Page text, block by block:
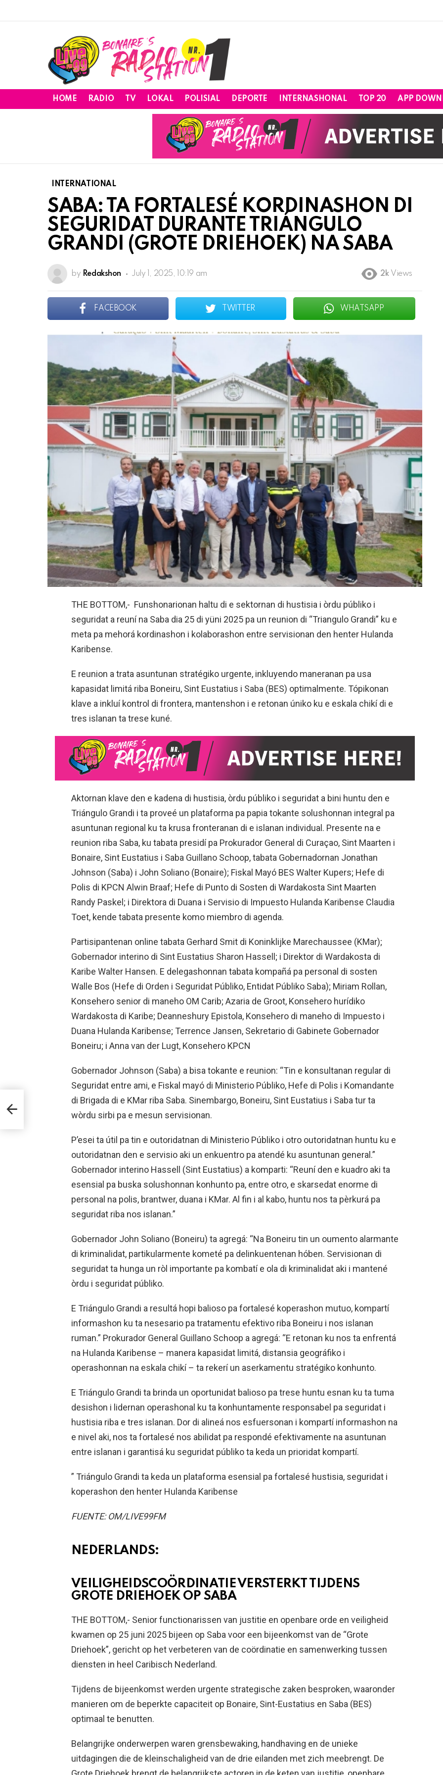
HOME RADIO TV LOKAL POLISIAL DEPORTE INTERNASHONAL TOP 20 APP
INTERNATIONAL
SABA: TA FORTALESÉ KORDINASHON DI
SEGURIDAT DURANTE TRIÁNGULO
GRANDI (GROTE DRIEHOEK) NA SABA
by Redakshon July 1, 2025, 10:19 am 2k Views
FACEBOOK TWITTER WHATSAPP
THE BOTTOM,- Funshonarionan haltu di e sektornan di hustisia i òrdu públiko i
seguridat a reuní na Saba dia 25 di yüni 2025 pa un reunion di “Triangulo Grandi” ku e
meta pa mehorá kordinashon i kolaborashon entre servisionan den henter Hulanda
Karibense.
E reunion a trata asuntunan stratégiko urgente, inkluyendo maneranan pa usa
kapasidat limitá riba Boneiru, Sint Eustatius i Saba (BES) optimalmente. Tópikonan
klave a inkluí kontrol di frontera, mantenshon i e retonan úniko ku e eskala chikí di e
tres islanan ta trese kuné.
Aktornan klave den e kadena di hustisia, òrdu públiko i seguridat a bini huntu den e
Triángulo Grandi i ta proveé un plataforma pa papia tokante solushonnan integral pa
asuntunan regional ku ta krusa fronteranan di e islanan individual. Presente na e
reunion riba Saba, ku tabata presidí pa Prokurador General di Curaçao, Sint Maarten i
Bonaire, Sint Eustatius i Saba Guillano Schoop, tabata Gobernadornan Jonathan
Johnson (Saba) i John Soliano (Bonaire); Fiskal Mayó BES Walter Kupers; Hefe di
Polis di KPCN Alwin Braaf; Hefe di Punto di Sosten di Wardakosta Sint Maarten
Randy Paskel; i Direktora di Duana i Servisio di Impuesto Hulanda Karibense Claudia
Toet, kende tabata presente komo miembro di agenda.
Partisipantenan online tabata Gerhard Smit di Koninklijke Marechaussee (KMar);
Gobernador interino di Sint Eustatius Sharon Hassell; i Direktor di Wardakosta di
Karibe Walter Hansen. E delegashonnan tabata kompañá pa personal di sosten
Walle Bos (Hefe di Orden i Seguridat Públiko, Entidat Públiko Saba); Miriam Rollan,
Konsehero senior di maneho OM Carib; Azaria de Groot, Konsehero hurídiko
Wardakosta di Karibe; Deanneshury Epistola, Konsehero di maneho di Impuesto i
Duana Hulanda Karibense; Terrence Jansen, Sekretario di Gabinete Gobernador
Boneiru; i Anna van der Lugt, Konsehero KPCN
Gobernador Johnson (Saba) a bisa tokante e reunion: “Tin e konsultanan regular di
Seguridat entre ami, e Fiskal mayó di Ministerio Públiko, Hefe di Polis i Komandante
di Brigada di e KMar riba Saba. Sinembargo, Boneiru, Sint Eustatius i Saba tur ta
wòrdu sirbi pa e mesun servisionan.
P’esei ta útil pa tin e outoridatnan di Ministerio Públiko i otro outoridatnan huntu ku e
outoridatnan den e servisio aki un enkuentro pa atendé ku asuntunan general.”
Gobernador interino Hassell (Sint Eustatius) a komparti: “Reuní den e kuadro aki ta
esensial pa buska solushonnan konhunto pa, entre otro, e skarsedat enorme di
personal na polis, brantwer, duana i KMar. Al fin i al kabo, huntu nos ta pèrkurá pa
seguridat riba nos islanan.”
Gobernador John Soliano (Boneiru) ta agregá: “Na Boneiru tin un oumento alarmante
di kriminalidat, partikularmente kometé pa delinkuentenan hóben. Servisionan di
seguridat ta hunga un ròl importante pa kombatí e ola di kriminalidat aki i mantené
òrdu i seguridat públiko.
E Triángulo Grandi a resultá hopi balioso pa fortalesé koperashon mutuo, kompartí
informashon ku ta nesesario pa tratamentu efektivo riba Boneiru i nos islanan
ruman.” Prokurador General Guillano Schoop a agregá: “E retonan ku nos ta enfrentá
na Hulanda Karibense – manera kapasidat limitá, distansia geográfiko i
operashonnan na eskala chikí – ta rekerí un aserkamentu stratégiko konhunto.
E Triángulo Grandi ta brinda un oportunidat balioso pa trese huntu esnan ku ta tuma
desishon i lidernan operashonal ku ta konhuntamente responsabel pa seguridat i
hustisia riba e tres islanan. Dor di alineá nos esfuersonan i kompartí informashon na
e nivel aki, nos ta fortalesé nos abilidat pa respondé efektivamente na asuntunan
entre islanan i garantisá ku seguridat públiko ta keda un prioridat kompartí.
” Triángulo Grandi ta keda un plataforma esensial pa fortalesé hustisia, seguridat i
koperashon den henter Hulanda Karibense
FUENTE: OM/LIVE99FM
NEDERLANDS:
VEILIGHEIDSCOÖRDINATIE VERSTERKT TIJDENS
GROTE DRIEHOEK OP SABA
THE BOTTOM,- Senior functionarissen van justitie en openbare orde en veiligheid
kwamen op 25 juni 2025 bijeen op Saba voor een bijeenkomst van de “Grote
Driehoek”, gericht op het verbeteren van de coördinatie en samenwerking tussen
diensten in heel Caribisch Nederland.
Tijdens de bijeenkomst werden urgente strategische zaken besproken, waaronder
manieren om de beperkte capaciteit op Bonaire, Sint-Eustatius en Saba (BES)
optimaal te benutten.
Belangrijke onderwerpen waren grensbewaking, handhaving en de unieke
uitdagingen die de kleinschaligheid van de drie eilanden met zich meebrengt. De